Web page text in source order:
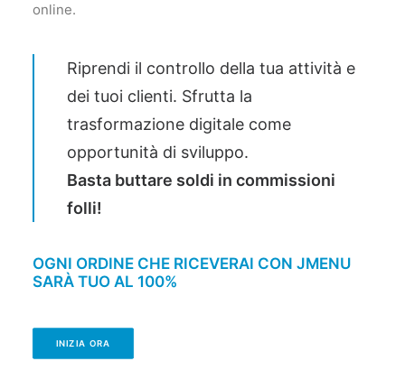
online.
Riprendi il controllo della tua attività e
dei tuoi clienti. Sfrutta la
trasformazione digitale come
opportunità di sviluppo.
Basta buttare soldi in commissioni
folli!
OGNI ORDINE CHE RICEVERAI CON JMENU
SARÀ TUO AL 100%
INIZIA ORA